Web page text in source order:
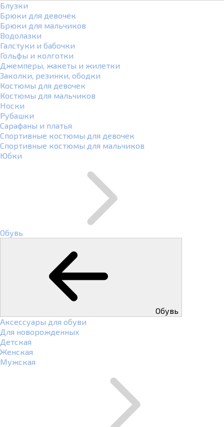
Блузки
Брюки для девочек
Брюки для мальчиков
Водолазки
Галстуки и бабочки
Гольфы и колготки
Джемперы, жакеты и жилетки
Заколки, резинки, ободки
Костюмы для девочек
Костюмы для мальчиков
Носки
Рубашки
Сарафаны и платья
Спортивные костюмы для девочек
Спортивные костюмы для мальчиков
Юбки
Обувь
Обувь
Аксессуары для обуви
Для новорожденных
Детская
Женская
Мужская